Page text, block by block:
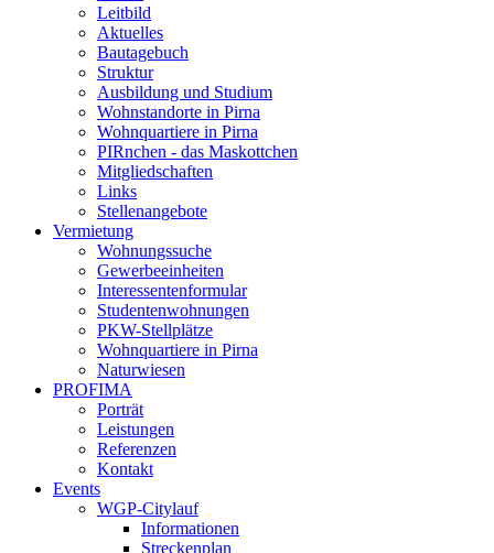
Leitbild
Aktuelles
Bautagebuch
Struktur
Ausbildung und Studium
Wohnstandorte in Pirna
Wohnquartiere in Pirna
PIRnchen - das Maskottchen
Mitgliedschaften
Links
Stellenangebote
Vermietung
Wohnungssuche
Gewerbeeinheiten
Interessentenformular
Studentenwohnungen
PKW-Stellplätze
Wohnquartiere in Pirna
Naturwiesen
PROFIMA
Porträt
Leistungen
Referenzen
Kontakt
Events
WGP-Citylauf
Informationen
Streckenplan